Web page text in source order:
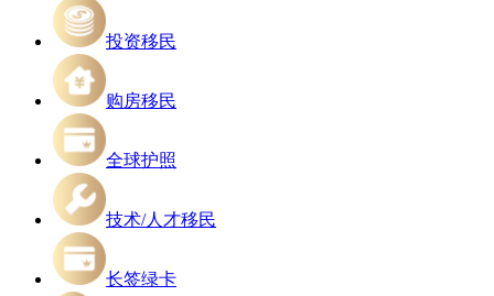
投资移民
购房移民
全球护照
技术/人才移民
长签绿卡